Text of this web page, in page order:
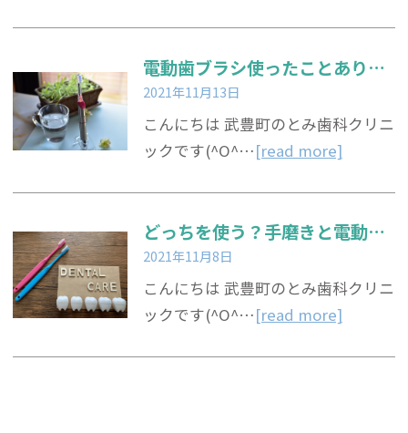
電動歯ブラシ使ったことありますか？
2021年11月13日
こんにちは 武豊町のとみ歯科クリニ
ックです(^O^…[read more]
どっちを使う？手磨きと電動歯ブラシ
2021年11月8日
こんにちは 武豊町のとみ歯科クリニ
ックです(^O^…[read more]